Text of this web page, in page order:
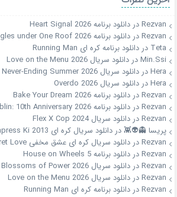
Rezvanدردانلود برنامه Heart Signal 2026
Rezvanدردانلود برنامه Six Singles under One Roof 2026
Teta دردانلود برنامه کره ای Running Man
Min.Ssiدردانلود سریال Love on the Menu 2026
Heraدردانلود سریال Never-Ending Summer 2026
Heraدردانلود سریال Overdo 2026
Rezvanدردانلود برنامه Bake Your Dream 2026
Rezvanدردانلود برنامه Goblin: 10th Anniversary 2026
Rezvanدردانلود سریال Flex X Cop 2024
پریسا 👻👽👾دردانلود سریال کره ای Empress Ki 2013
Rezvanدردانلود سریال کره ای عشق مخفی Secret Love
Rezvanدردانلود برنامه House on Wheels 5
Rezvanدردانلود سریال Blossoms of Power 2026
Rezvanدردانلود سریال Love on the Menu 2026
Rezvanدردانلود برنامه کره ای Running Man